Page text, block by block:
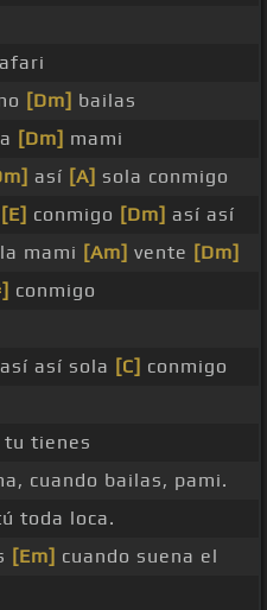
[Dm] bailas
[Dm] mami
así [A] sola conmigo
[E] conmigo [Dm] así así
mami [Am] vente [Dm]
conmigo
así sola [C] conmigo
tu tienes
cuando bailas, pami.
toda loca.
[Em] cuando suena el